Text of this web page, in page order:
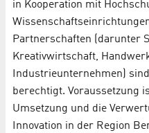
in Kooperation mit
Partnerschaften (darunter
Kreativwirtschaft,
Industrieunternehmen)
berechtigt. Voraussetzung
Umsetzung und die
Innovation in der Region